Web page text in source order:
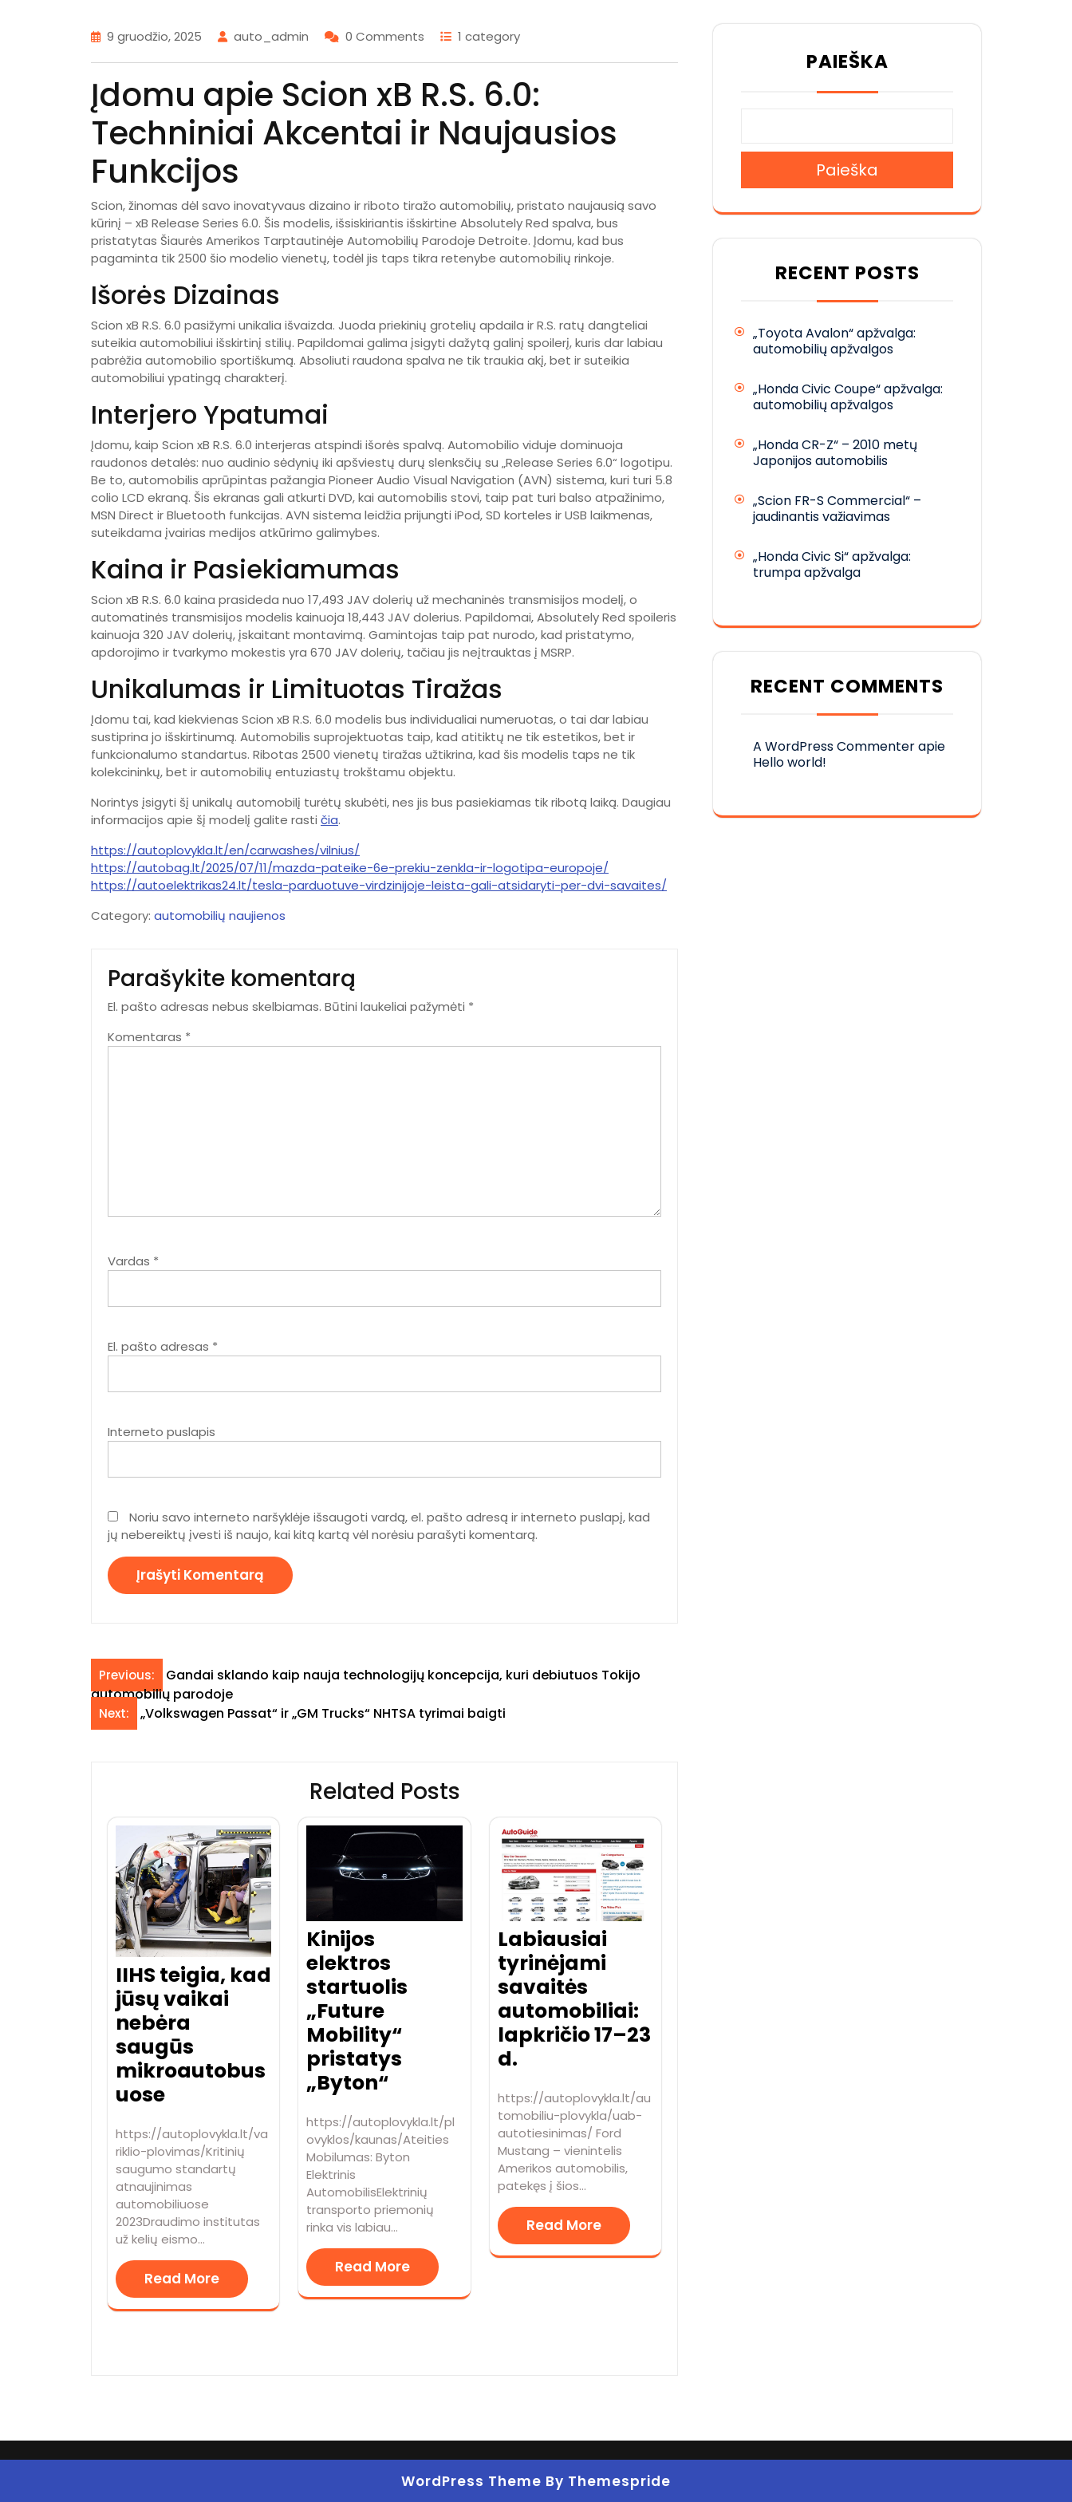
9 gruodžio, 2025 auto_admin 0 Comments 1 category
Įdomu apie Scion xB R.S. 6.0:
Techniniai Akcentai ir Naujausios
Funkcijos
Scion, žinomas dėl savo inovatyvaus dizaino ir riboto tiražo automobilių, pristato naujausią savo
kūrinį – xB Release Series 6.0. Šis modelis, išsiskiriantis išskirtine Absolutely Red spalva, bus
pristatytas Šiaurės Amerikos Tarptautinėje Automobilių Parodoje Detroite. Įdomu, kad bus
pagaminta tik 2500 šio modelio vienetų, todėl jis taps tikra retenybe automobilių rinkoje.
Išorės Dizainas
Scion xB R.S. 6.0 pasižymi unikalia išvaizda. Juoda priekinių grotelių apdaila ir R.S. ratų dangteliai
suteikia automobiliui išskirtinį stilių. Papildomai galima įsigyti dažytą galinį spoilerį, kuris dar labiau
pabrėžia automobilio sportiškumą. Absoliuti raudona spalva ne tik traukia akį, bet ir suteikia
automobiliui ypatingą charakterį.
Interjero Ypatumai
Įdomu, kaip Scion xB R.S. 6.0 interjeras atspindi išorės spalvą. Automobilio viduje dominuoja
raudonos detalės: nuo audinio sėdynių iki apšviestų durų slenksčių su „Release Series 6.0“ logotipu.
Be to, automobilis aprūpintas pažangia Pioneer Audio Visual Navigation (AVN) sistema, kuri turi 5.8
colio LCD ekraną. Šis ekranas gali atkurti DVD, kai automobilis stovi, taip pat turi balso atpažinimo,
MSN Direct ir Bluetooth funkcijas. AVN sistema leidžia prijungti iPod, SD korteles ir USB laikmenas,
suteikdama įvairias medijos atkūrimo galimybes.
Kaina ir Pasiekiamumas
Scion xB R.S. 6.0 kaina prasideda nuo 17,493 JAV dolerių už mechaninės transmisijos modelį, o
automatinės transmisijos modelis kainuoja 18,443 JAV dolerius. Papildomai, Absolutely Red spoileris
kainuoja 320 JAV dolerių, įskaitant montavimą. Gamintojas taip pat nurodo, kad pristatymo,
apdorojimo ir tvarkymo mokestis yra 670 JAV dolerių, tačiau jis neįtrauktas į MSRP.
Unikalumas ir Limituotas Tiražas
Įdomu tai, kad kiekvienas Scion xB R.S. 6.0 modelis bus individualiai numeruotas, o tai dar labiau
sustiprina jo išskirtinumą. Automobilis suprojektuotas taip, kad atitiktų ne tik estetikos, bet ir
funkcionalumo standartus. Ribotas 2500 vienetų tiražas užtikrina, kad šis modelis taps ne tik
kolekcininkų, bet ir automobilių entuziastų trokštamu objektu.
Norintys įsigyti šį unikalų automobilį turėtų skubėti, nes jis bus pasiekiamas tik ribotą laiką. Daugiau
informacijos apie šį modelį galite rasti čia.
https://autoplovykla.lt/en/carwashes/vilnius/
https://autobag.lt/2025/07/11/mazda-pateike-6e-prekiu-zenkla-ir-logotipa-europoje/
https://autoelektrikas24.lt/tesla-parduotuve-virdzinijoje-leista-gali-atsidaryti-per-dvi-savaites/
Category: automobilių naujienos
Parašykite komentarą
El. pašto adresas nebus skelbiamas. Būtini laukeliai pažymėti *
Komentaras *
Vardas *
El. pašto adresas *
Interneto puslapis
Noriu savo interneto naršyklėje išsaugoti vardą, el. pašto adresą ir interneto puslapį, kad
jų nebereiktų įvesti iš naujo, kai kitą kartą vėl norėsiu parašyti komentarą.
Navigacija
tarp
įrašų
Previous:
Gandai sklando kaip nauja technologijų koncepcija, kuri debiutuos Tokijo
automobilių parodoje
Next: „Volkswagen Passat“ ir „GM Trucks“ NHTSA tyrimai baigti
Related Posts
IIHS teigia, kad
jūsų vaikai
nebėra
saugūs
mikroautobus
uose
https://autoplovykla.lt/va
riklio-plovimas/Kritinių
saugumo standartų
atnaujinimas
automobiliuose
2023Draudimo institutas
už kelių eismo…
Read More
Kinijos
elektros
startuolis
„Future
Mobility“
pristatys
„Byton“
https://autoplovykla.lt/pl
ovyklos/kaunas/Ateities
Mobilumas: Byton
Elektrinis
AutomobilisElektrinių
transporto priemonių
rinka vis labiau…
Read More
Labiausiai
tyrinėjami
savaitės
automobiliai:
lapkričio 17–23
d.
https://autoplovykla.lt/au
tomobiliu-plovykla/uab-
autotiesinimas/ Ford
Mustang – vienintelis
Amerikos automobilis,
patekęs į šios…
Read More
PAIEŠKA
Paieška
RECENT POSTS
„Toyota Avalon“ apžvalga:
automobilių apžvalgos
„Honda Civic Coupe“ apžvalga:
automobilių apžvalgos
„Honda CR-Z“ – 2010 metų
Japonijos automobilis
„Scion FR-S Commercial“ –
jaudinantis važiavimas
„Honda Civic Si“ apžvalga:
trumpa apžvalga
RECENT COMMENTS
A WordPress Commenterapie
Hello world!
WordPress Theme By Themespride